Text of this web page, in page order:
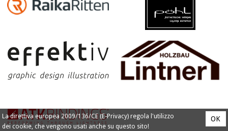
La direttiva europea 2009/136/CE (E-Privacy) regola l'utilizzo
dei cookie, che vengono usati anche su questo sito!
OK